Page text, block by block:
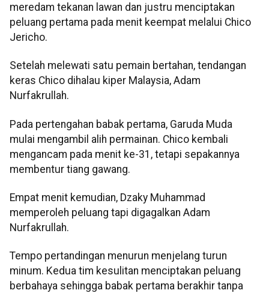
meredam tekanan lawan dan justru menciptakan
peluang pertama pada menit keempat melalui Chico
Jericho.
Setelah melewati satu pemain bertahan, tendangan
keras Chico dihalau kiper Malaysia, Adam
Nurfakrullah.
Pada pertengahan babak pertama, Garuda Muda
mulai mengambil alih permainan. Chico kembali
mengancam pada menit ke-31, tetapi sepakannya
membentur tiang gawang.
Empat menit kemudian, Dzaky Muhammad
memperoleh peluang tapi digagalkan Adam
Nurfakrullah.
Tempo pertandingan menurun menjelang turun
minum. Kedua tim kesulitan menciptakan peluang
berbahaya sehingga babak pertama berakhir tanpa